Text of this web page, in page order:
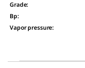
Grade:
Bp:
Vapor pressure: